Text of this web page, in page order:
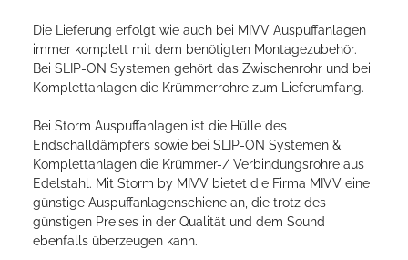
Die Lieferung erfolgt wie auch bei MIVV Auspuffanlagen
immer komplett mit dem benötigten Montagezubehör.
Bei SLIP-ON Systemen gehört das Zwischenrohr und bei
Komplettanlagen die Krümmerrohre zum Lieferumfang.
Bei Storm Auspuffanlagen ist die Hülle des
Endschalldämpfers sowie bei SLIP-ON Systemen &
Komplettanlagen die Krümmer-/ Verbindungsrohre aus
Edelstahl. Mit Storm by MIVV bietet die Firma MIVV eine
günstige Auspuffanlagenschiene an, die trotz des
günstigen Preises in der Qualität und dem Sound
ebenfalls überzeugen kann.